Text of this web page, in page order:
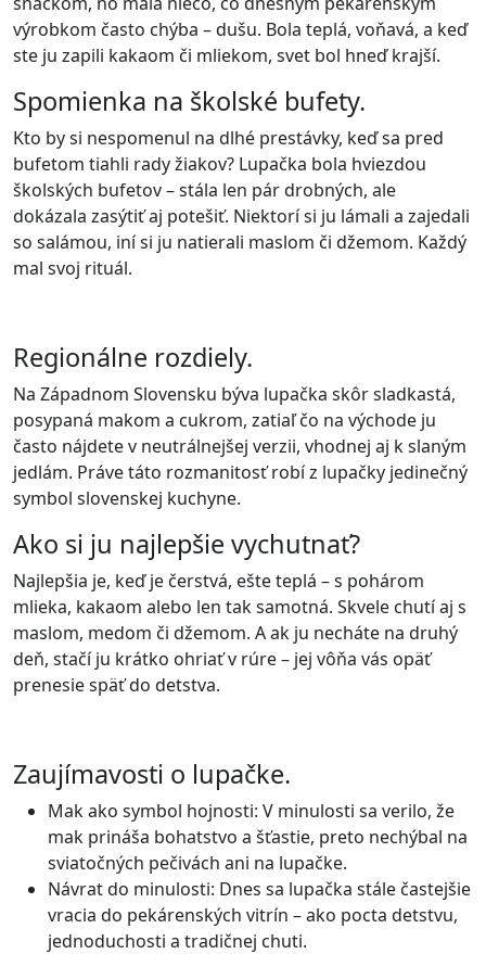
výrobkom často chýba – dušu. Bola teplá, voňavá, a keď
ste ju zapili kakaom či mliekom, svet bol hneď krajší.
Spomienka na školské bufety.
Kto by si nespomenul na dlhé prestávky, keď sa pred
bufetom tiahli rady žiakov? Lupačka bola hviezdou
školských bufetov – stála len pár drobných, ale
dokázala zasýtiť aj potešiť. Niektorí si ju lámali a zajedali
so salámou, iní si ju natierali maslom či džemom. Každý
mal svoj rituál.
Regionálne rozdiely.
Na Západnom Slovensku býva lupačka skôr sladkastá,
posypaná makom a cukrom, zatiaľ čo na východe ju
často nájdete v neutrálnejšej verzii, vhodnej aj k slaným
jedlám. Práve táto rozmanitosť robí z lupačky jedinečný
symbol slovenskej kuchyne.
Ako si ju najlepšie vychutnať?
Najlepšia je, keď je čerstvá, ešte teplá – s pohárom
mlieka, kakaom alebo len tak samotná. Skvele chutí aj s
maslom, medom či džemom. A ak ju necháte na druhý
deň, stačí ju krátko ohriať v rúre – jej vôňa vás opäť
prenesie späť do detstva.
Zaujímavosti o lupačke.
Mak ako symbol hojnosti: V minulosti sa verilo, že
mak prináša bohatstvo a šťastie, preto nechýbal na
sviatočných pečivách ani na lupačke.
Návrat do minulosti: Dnes sa lupačka stále častejšie
vracia do pekárenských vitrín – ako pocta detstvu,
jednoduchosti a tradičnej chuti.